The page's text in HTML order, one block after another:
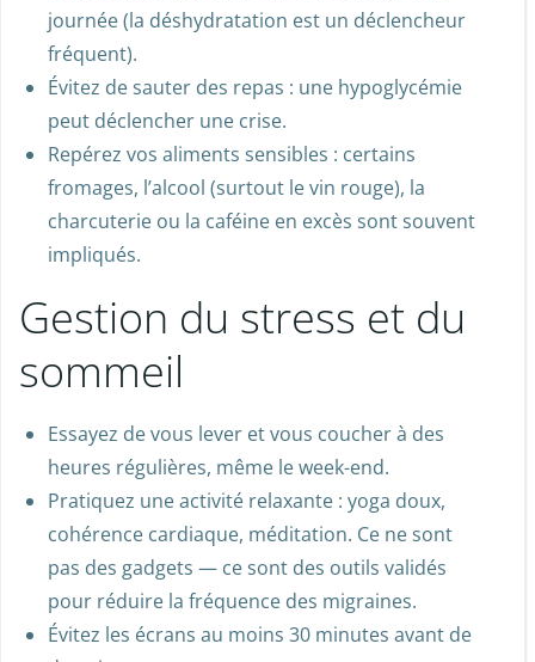
journée (la déshydratation est un déclencheur
fréquent).
Évitez de sauter des repas : une hypoglycémie
peut déclencher une crise.
Repérez vos aliments sensibles : certains
fromages, l’alcool (surtout le vin rouge), la
charcuterie ou la caféine en excès sont souvent
impliqués.
Gestion du stress et du
sommeil
Essayez de vous lever et vous coucher à des
heures régulières, même le week-end.
Pratiquez une activité relaxante : yoga doux,
cohérence cardiaque, méditation. Ce ne sont
pas des gadgets — ce sont des outils validés
pour réduire la fréquence des migraines.
Évitez les écrans au moins 30 minutes avant de